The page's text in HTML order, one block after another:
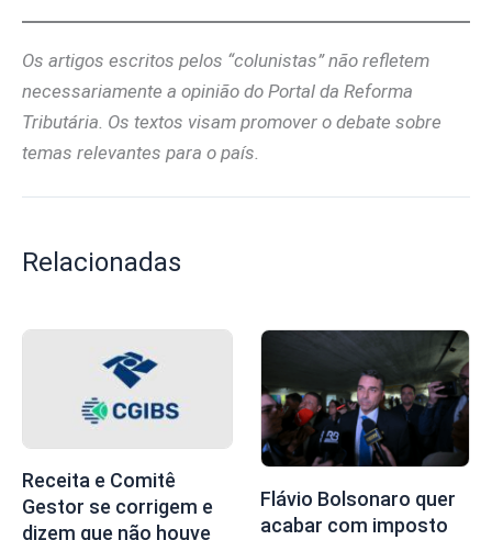
Os artigos escritos pelos “colunistas” não refletem
necessariamente a opinião do Portal da Reforma
Tributária. Os textos visam promover o debate sobre
temas relevantes para o país.
Relacionadas
Receita e Comitê
Gestor se corrigem e
dizem que não houve
Flávio Bolsonaro quer
acabar com imposto